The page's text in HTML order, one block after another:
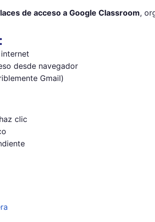
de acceso a Google Classroom,
desde navegador
Gmail)
clic